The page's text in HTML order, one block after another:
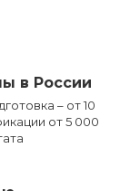
в России
– от 10
от 5 000